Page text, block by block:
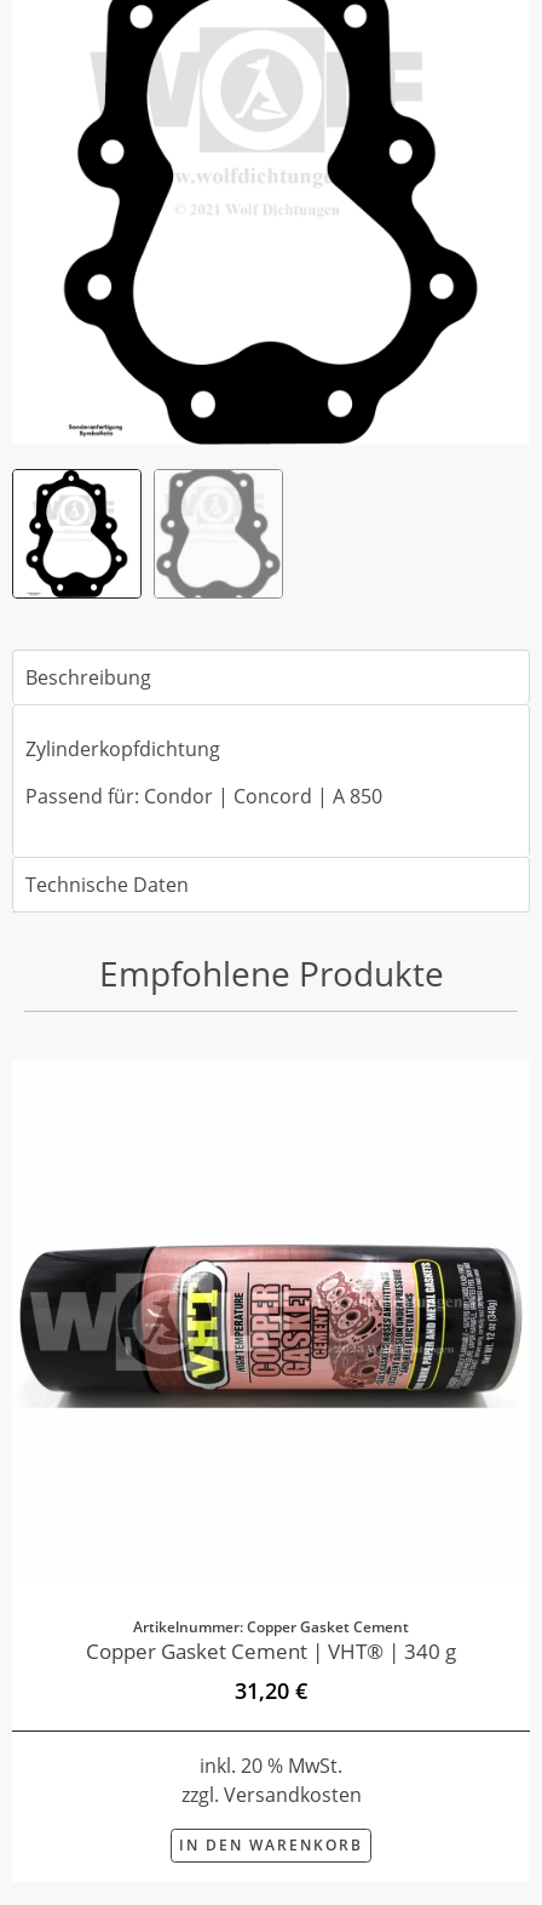
Beschreibung
Zylinderkopfdichtung
Passend für: Condor | Concord | A 850
Technische Daten
Empfohlene Produkte
Artikelnummer: Copper Gasket Cement
Copper Gasket Cement | VHT® | 340 g
31,20 €
inkl. 20 % MwSt.
zzgl. Versandkosten
IN DEN WARENKORB